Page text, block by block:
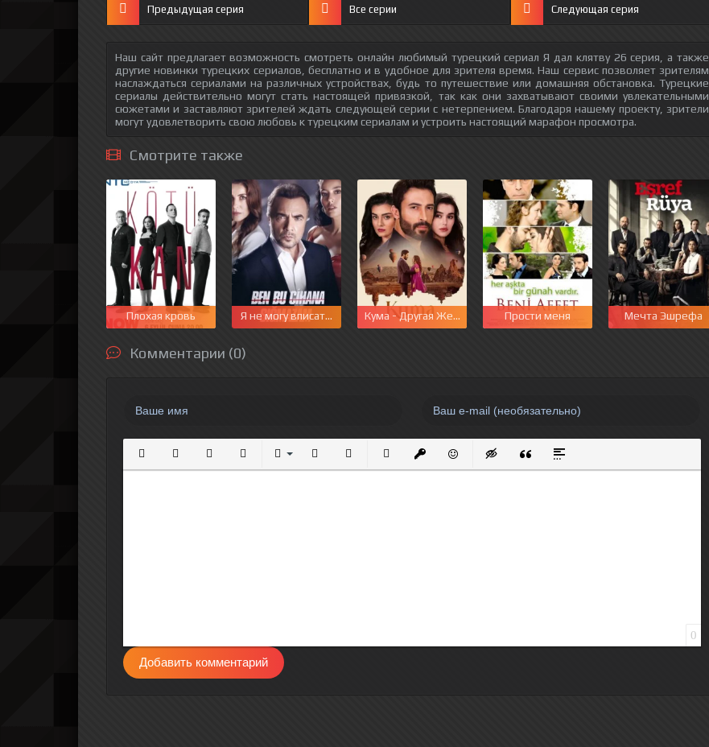
Предыдущая серия Все серии Следующая серия
Наш сайт предлагает возможность смотреть онлайн любимый турецкий сериал Я дал клятву 26 серия, а также
другие новинки турецких сериалов, бесплатно и в удобное для зрителя время. Наш сервис позволяет зрителям
наслаждаться сериалами на различных устройствах, будь то путешествие или домашняя обстановка. Турецкие
сериалы действительно могут стать настоящей привязкой, так как они захватывают своими увлекательными
сюжетами и заставляют зрителей ждать следующей серии с нетерпением. Благодаря нашему проекту, зрители
могут удовлетворить свою любовь к турецким сериалам и устроить настоящий марафон просмотра.
Смотрите также
Плохая кровь Я не могу вписаться в этот мирКума - Другая Жена Прости меня Мечта Эшрефа
Комментарии (0)
Полужирный
КурсивПодчеркнутый
ЗачеркнутыйВыравнивание
Нумерованный список
Маркированный список
Вставить ссылку
Вставить защищенную ссылку
Вставить смайлик
Вставка скрытого текста
Вставка цитаты
Вставка спойлера
0
Добавить комментарий